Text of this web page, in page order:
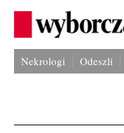
Nekrologi Odeszli